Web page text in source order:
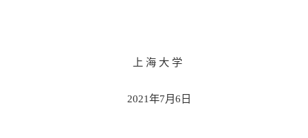
上 海 大 学
2021年7月6日